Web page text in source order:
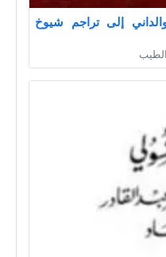
إلى تراجم شيوخ